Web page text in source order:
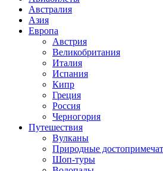
Австралия
Азия
Европа
Австрия
Великобритания
Италия
Испания
Кипр
Греция
Россия
Черногория
Путешествия
Вулканы
Природные
Шоп-туры